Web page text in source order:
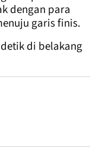
dengan para
garis finis.
di belakang